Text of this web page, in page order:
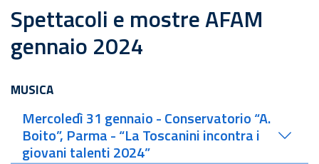
Spettacoli e mostre AFAM
gennaio 2024
MUSICA
Mercoledì 31 gennaio - Conservatorio “A.
Boito”, Parma - “La Toscanini incontra i
giovani talenti 2024”